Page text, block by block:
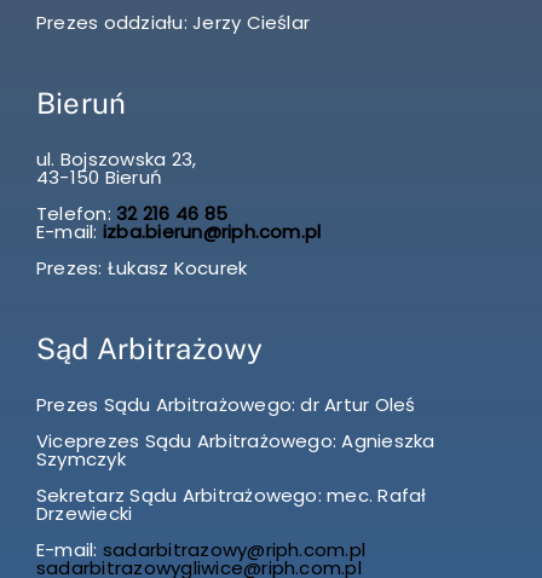
Prezes oddziału: Jerzy Cieślar
Bieruń
ul. Bojszowska 23,
43-150 Bieruń
Telefon: 32 216 46 85
E-mail: izba.bierun@riph.com.pl
Prezes: Łukasz Kocurek
Sąd Arbitrażowy
Prezes Sądu Arbitrażowego: dr Artur Oleś
Viceprezes Sądu Arbitrażowego: Agnieszka
Szymczyk
Sekretarz Sądu Arbitrażowego: mec. Rafał
Drzewiecki
E-mail: sadarbitrazowy@riph.com.pl
sadarbitrazowygliwice@riph.com.pl